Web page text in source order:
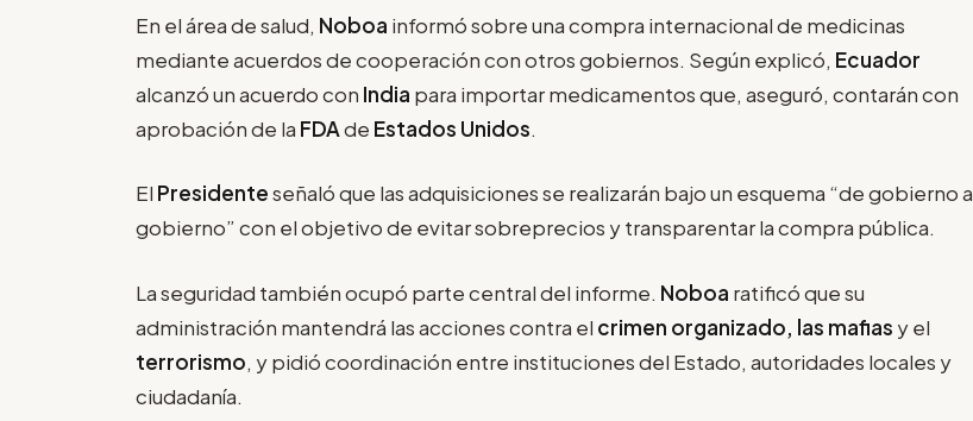
En el área de salud, Noboa informó sobre una compra internacional de medicinas
mediante acuerdos de cooperación con otros gobiernos. Según explicó, Ecuador
alcanzó un acuerdo con India para importar medicamentos que, aseguró, contarán con
aprobación de la FDAde Estados Unidos.
El Presidenteseñaló que las adquisiciones se realizarán bajo un esquema “de gobierno a
gobierno” con el objetivo de evitar sobreprecios y transparentar la compra pública.
La seguridad también ocupó parte central del informe. Noboa ratificó que su
administración mantendrá las acciones contra el crimen organizado, las mafias y el
terrorismo, y pidió coordinación entre instituciones del Estado, autoridades locales y
ciudadanía.